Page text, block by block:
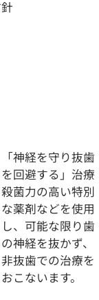
「神経を守り抜歯
を 回避する」治療
殺菌力の高い特別
な薬剤などを使用
し、可能な限り歯
の神経を抜かず、
非抜歯での治療を
おこないます。